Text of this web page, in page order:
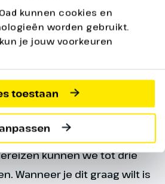
kunnen cookies en
worden gebruikt.
kun je jouw voorkeuren
toestaanBudapest
ontbijt verlaten we
Vele kerstervaringen
vertrekken we richting
Duitsland voor het diner en
goede basisconditie? Dan
mee te gaan op onze
kunnen we tot drie
Wanneer je dit graag wilt is